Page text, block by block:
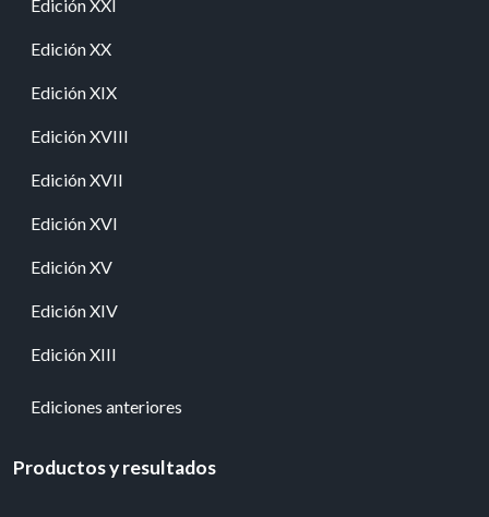
Edición XXI
Edición XX
Edición XIX
Edición XVIII
Edición XVII
Edición XVI
Edición XV
Edición XIV
Edición XIII
Ediciones anteriores
Productos y resultados